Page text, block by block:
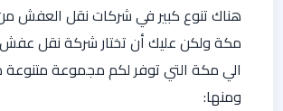
هناك تنوع كبير في شركات نقل العفش
مكة ولكن عليك أن تختار شركة نقل
الي مكة التي توفر لكم مجموعة متنوعة
ومنها: